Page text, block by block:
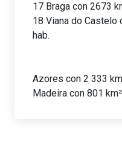
17 Braga con 2673
18 Viana do Castelo
hab.
Azores con 2 333
Madeira con 801